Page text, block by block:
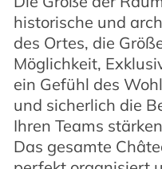
historische und
des Ortes, die
Möglichkeit,
ein Gefühl des
und sicherlich die
Ihren Teams
Das gesamte